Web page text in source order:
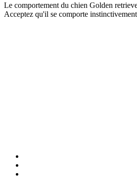
Le comportement du chien Golden
Acceptez qu'il se comporte